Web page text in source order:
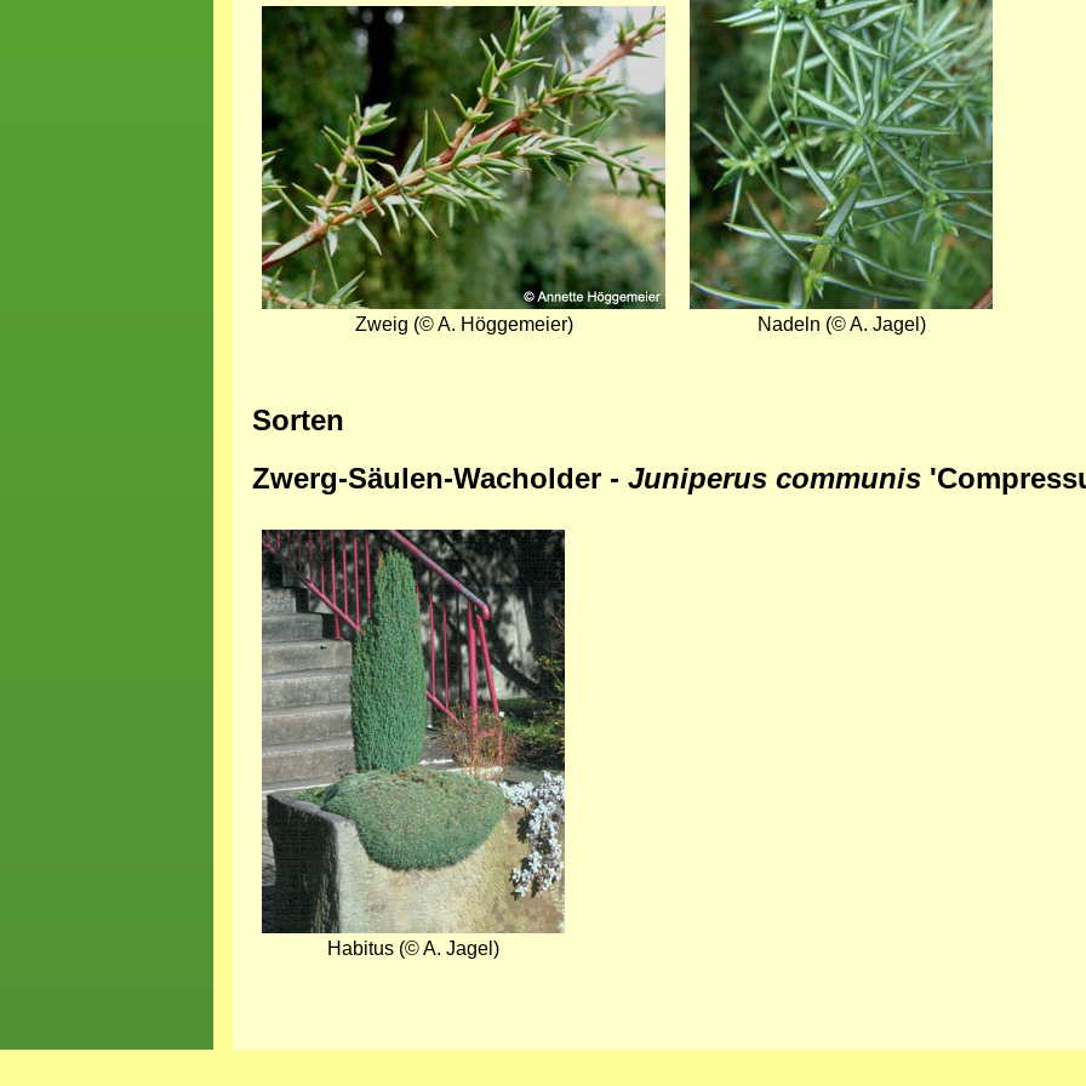
Bild
Zweig (© A. Höggemeier) Nadeln (© A. Jagel)
Sorten
Zwerg-Säulen-Wacholder - Juniperus communis
Bild
Habitus (© A. Jagel)